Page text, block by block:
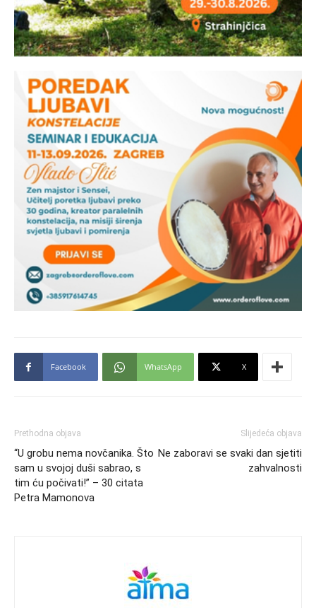
Facebook WhatsApp X
Prethodna objava
“U grobu nema novčanika. Što
sam u svojoj duši sabrao, s
tim ću počivati!” – 30 citata
Petra Mamonova
Slijedeća objava
Ne zaboravi se svaki dan sjetiti
zahvalnosti